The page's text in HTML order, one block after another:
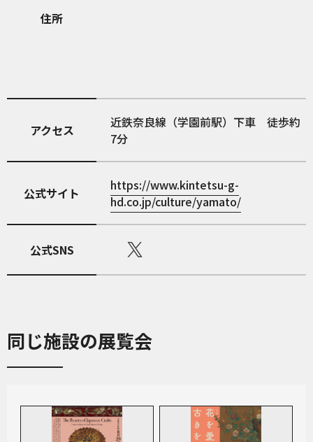
住所
アクセス
近鉄奈良線（学園前駅）下車 徒歩約
7分
公式サイト
https://www.kintetsu-g-
hd.co.jp/culture/yamato/
公式SNS
同じ施設の展覧会